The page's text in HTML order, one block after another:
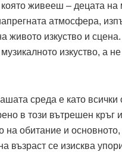
живееш – децата на
атмосфера,
живото изкуство и
изкуство, а
среда е като
в този вътрешен
на обитание и
възраст се изисква